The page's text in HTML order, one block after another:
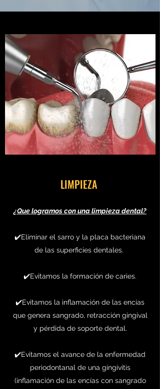
LIMPIEZA
¿Que logramos con una limpieza dental?
✔️Eliminar el sarro y la placa bacteriana
de las superficies dentales.
✔️Evitamos la formación de caries.
✔️Evitamos la inflamación de las encías
que genera sangrado, retracción gingival
y pérdida de soporte dental.
✔️Evitamos el avance de la enfermedad
periodontanal de una gingivitis
(inflamación de las encías con sangrado